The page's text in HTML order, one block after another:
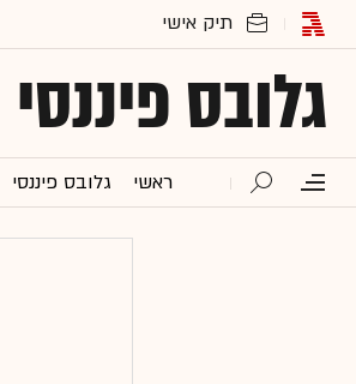
גלובס פיננסי
ראשי גלובס פיננסי